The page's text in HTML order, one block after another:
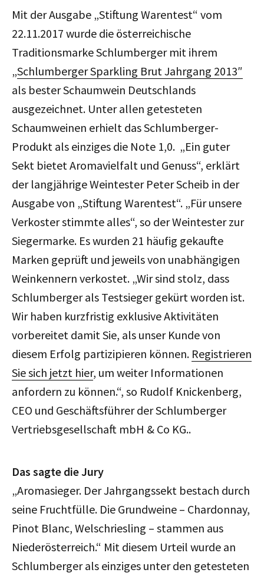
Mit der Ausgabe „Stiftung Warentest“ vom
22.11.2017 wurde die österreichische
Traditionsmarke Schlumberger mit ihrem
„Schlumberger Sparkling Brut Jahrgang 2013″
als bester Schaumwein Deutschlands
ausgezeichnet. Unter allen getesteten
Schaumweinen erhielt das Schlumberger-
Produkt als einziges die Note 1,0. „Ein guter
Sekt bietet Aromavielfalt und Genuss“, erklärt
der langjährige Weintester Peter Scheib in der
Ausgabe von „Stiftung Warentest“. „Für unsere
Verkoster stimmte alles“, so der Weintester zur
Siegermarke. Es wurden 21 häufig gekaufte
Marken geprüft und jeweils von unabhängigen
Weinkennern verkostet. „Wir sind stolz, dass
Schlumberger als Testsieger gekürt worden ist.
Wir haben kurzfristig exklusive Aktivitäten
vorbereitet damit Sie, als unser Kunde von
diesem Erfolg partizipieren können. Registrieren
Sie sich jetzt hier, um weiter Informationen
anfordern zu können.“, so Rudolf Knickenberg,
CEO und Geschäftsführer der Schlumberger
Vertriebsgesellschaft mbH & Co KG..
Das sagte die Jury
„Aromasieger. Der Jahrgangssekt bestach durch
seine Fruchtfülle. Die Grundweine – Chardonnay,
Pinot Blanc, Welschriesling – stammen aus
Niederösterreich.“ Mit diesem Urteil wurde an
Schlumberger als einziges unter den getesteten